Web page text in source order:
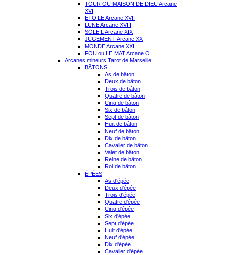
TOUR OU MAISON DE DIEU Arcane
XVI
ETOILE Arcane XVII
LUNE Arcane XVIII
SOLEIL Arcane XIX
JUGEMENT Arcane XX
MONDE Arcane XXI
FOU ou LE MAT Arcane O
Arcanes mineurs Tarot de Marseille
BÂTONS
As de bâton
Deux de bâton
Trois de bâton
Quatre de bâton
Cinq de bâton
Six de bâton
Sept de bâton
Huit de bâton
Neuf de bâton
Dix de bâton
Cavalier de bâton
Valet de bâton
Reine de bâton
Roi de bâton
ÉPÉES
As d'épée
Deux d'épée
Trois d'épée
Quatre d'épée
Cinq d'épée
Six d'épée
Sept d'épée
Huit d'épée
Neuf d'épée
Dix d'épée
Cavalier d'épée